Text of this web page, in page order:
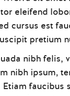
eleifend
cursus est
pretium
nibh felis,
nibh ipsum,
faucibus